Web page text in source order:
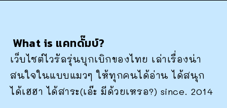
What is แคทดั๊มบ์?
เว็บไซต์ไวรัลรุ่นบุกเบิกของไทย เล่าเรื่องน่า
สนใจในแบบแมวๆ ให้ทุกคนได้อ่าน ได้สนุก
ได้เฮฮา ได้สาระ(เอ๊ะ มีด้วยเหรอ?) since. 2014